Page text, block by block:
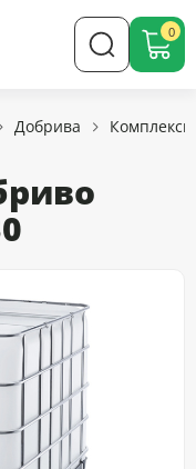
0
Добрива